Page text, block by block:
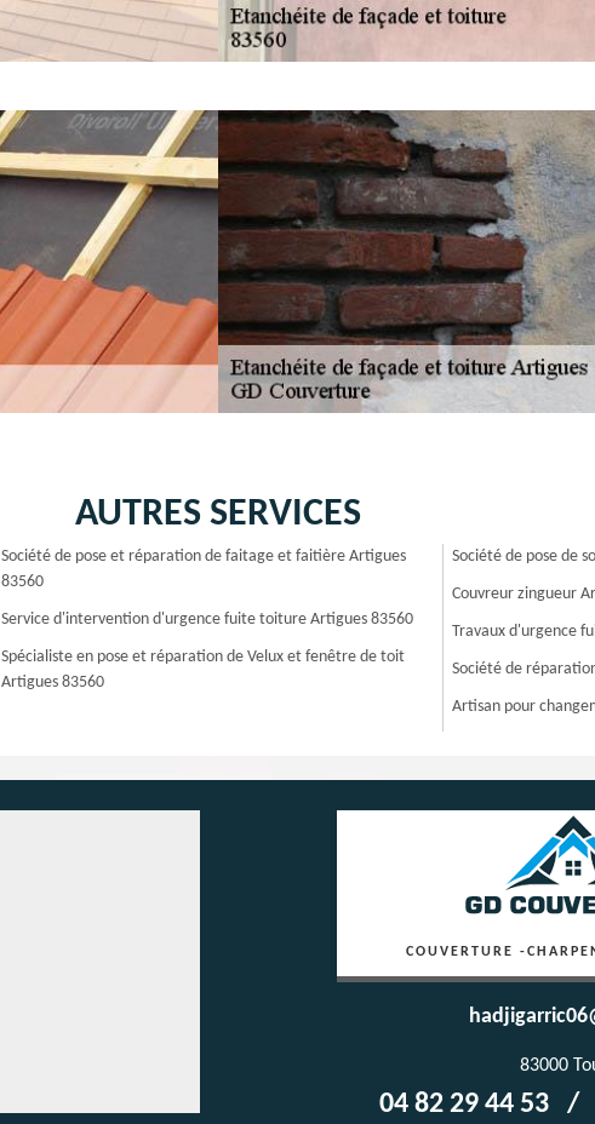
AUTRES SERVICES
Société de pose et réparation de faitage et faitière Artigues
83560
Service d'intervention d'urgence fuite toiture Artigues 83560
Spécialiste en pose et réparation de Velux et fenêtre de toit
Artigues 83560
Société de pose de
Couvreur zingueur
Travaux d'urgence
Société de
Artisan pour
COUVERTURE -
83000
04 82 29 44 53 /